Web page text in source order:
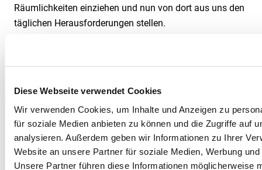
Diese Webseite verwendet Cookies
Wir verwenden Cookies, um Inhalte und Anzeigen zu
für soziale Medien anbieten zu können und die Zugriffe auf
analysieren. Außerdem geben wir Informationen zu Ihrer
Website an unsere Partner für soziale Medien, Werbung
Unsere Partner führen diese Informationen möglicherweise
Räumlichkeiten einziehen und nun von dort aus uns den
täglichen Herausforderungen stellen.
Geschäftsleitung und den Helfern von DWSI aus
unsere neuen Räume nutzen konnten.
Mit viel Platz, in neu renovierten Räumen sind wir jetzt
am neuen Standort für Sie da.